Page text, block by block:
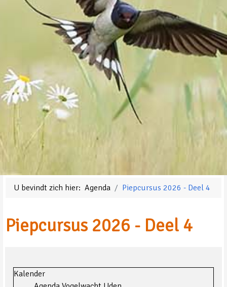
U bevindt zich hier:Agenda Piepcursus 2026 - Deel 4
Piepcursus 2026 - Deel 4
Kalender